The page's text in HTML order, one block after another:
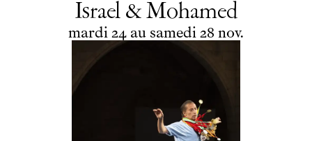
Israel & Mohamed
du
mardi
mardi 24 au au
samedi
samedi 28 novembre
nov.